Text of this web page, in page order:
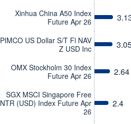
Xinhua China A50 Index
Future Apr 26
PIMCO US Dollar S/T Fl NAV
Z USD Inc
OMX Stockholm 30 Index
Future Apr 26
2.64
SGX MSCI Singapore Free
NTR (USD) Index Future Apr
26
2.4